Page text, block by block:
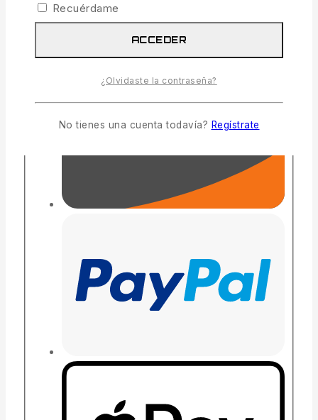
Recuérdame
ACCEDER
¿Olvidaste la contraseña?
No tienes una cuenta todavía? Regístrate